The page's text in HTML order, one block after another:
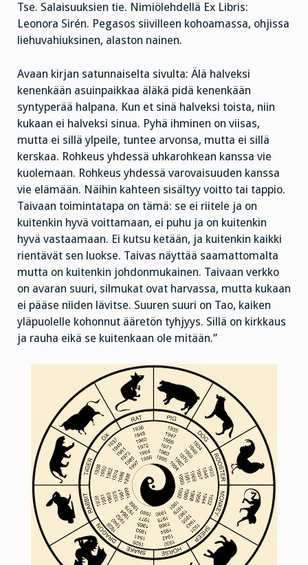
Tse. Salaisuuksien tie. Nimiölehdellä Ex Libris:
Leonora Sirén. Pegasos siivilleen kohoamassa, ohjissa
liehuvahiuksinen, alaston nainen.
Avaan kirjan satunnaiselta sivulta: Älä halveksi
kenenkään asuinpaikkaa äläkä pidä kenenkään
syntyperää halpana. Kun et sinä halveksi toista, niin
kukaan ei halveksi sinua. Pyhä ihminen on viisas,
mutta ei sillä ylpeile, tuntee arvonsa, mutta ei sillä
kerskaa. Rohkeus yhdessä uhkarohkean kanssa vie
kuolemaan. Rohkeus yhdessä varovaisuuden kanssa
vie elämään. Näihin kahteen sisältyy voitto tai tappio.
Taivaan toimintatapa on tämä: se ei riitele ja on
kuitenkin hyvä voittamaan, ei puhu ja on kuitenkin
hyvä vastaamaan. Ei kutsu ketään, ja kuitenkin kaikki
rientävät sen luokse. Taivas näyttää saamattomalta
mutta on kuitenkin johdonmukainen. Taivaan verkko
on avaran suuri, silmukat ovat harvassa, mutta kukaan
ei pääse niiden lävitse. Suuren suuri on Tao, kaiken
yläpuolelle kohonnut ääretön tyhjyys. Sillä on kirkkaus
ja rauha eikä se kuitenkaan ole mitään.”